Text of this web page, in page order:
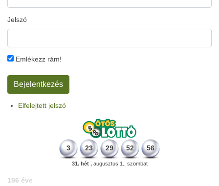
Jelszó
Emlékezz rám!
Elfelejtett jelszó
3 23 29 52 56
31. hét ,augusztus 1., szombat
196 éve